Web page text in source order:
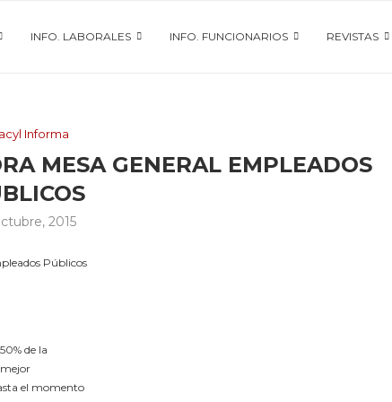
INFO. LABORALES INFO. FUNCIONARIOS REVISTAS
Informa
MESA GENERAL EMPLEADOS
2015
Públicos
de la
mejor
el momento